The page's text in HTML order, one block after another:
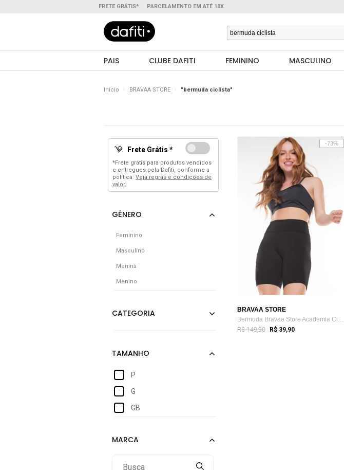
FRETE GRÁTIS* PARCELAMENTO EM ATÉ 10X
PAIS CLUBE DAFITI FEMININO MASCULINO
Início BRAVAA STORE "bermuda ciclista"
Frete Grátis *
*Frete grátis para produtos vendidos
e entregues pela Dafiti, conforme a
política: Veja regras e condições de
valor.
Feminino
Masculino
Menina
Menino
P
G
GB
-73%
BRAVAA STORE
Bermuda Bravaa Store Academia Ciclista F...
R$ 149,90 R$ 39,90